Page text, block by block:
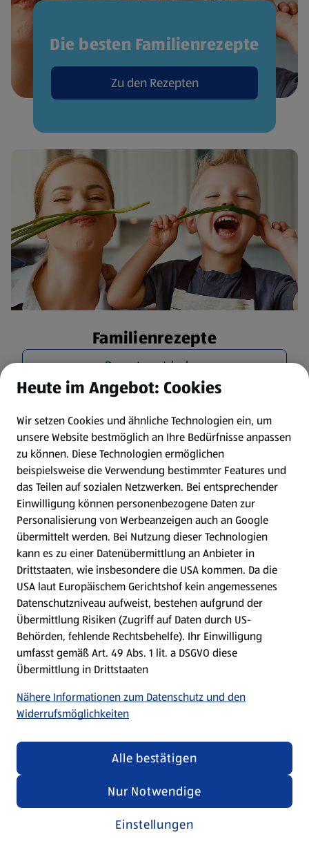
Die besten Familienrezepte
Zu den Rezepten
Familienrezepte
Rezepte entdecken
Kochen für Kinder
Rezepte entdecken
Heute im Angebot: Cookies
Wir setzen Cookies und ähnliche Technologien ein, um
unsere Website bestmöglich an Ihre Bedürfnisse anpassen
zu können. Diese Technologien ermöglichen
beispielsweise die Verwendung bestimmter Features und
das Teilen auf sozialen Netzwerken. Bei entsprechender
Einwilligung können personenbezogene Daten zur
Personalisierung von Werbeanzeigen auch an Google
übermittelt werden. Bei Nutzung dieser Technologien
kann es zu einer Datenübermittlung an Anbieter in
Drittstaaten, wie insbesondere die USA kommen. Da die
USA laut Europäischem Gerichtshof kein angemessenes
Datenschutzniveau aufweist, bestehen aufgrund der
Übermittlung Risiken (Zugriff auf Daten durch US-
Behörden, fehlende Rechtsbehelfe). Ihr Einwilligung
umfasst gemäß Art. 49 Abs. 1 lit. a DSGVO diese
Übermittlung in Drittstaaten
Nähere Informationen zum Datenschutz und den
Widerrufsmöglichkeiten
Einstellungen
Nur Notwendige
Alle bestätigen